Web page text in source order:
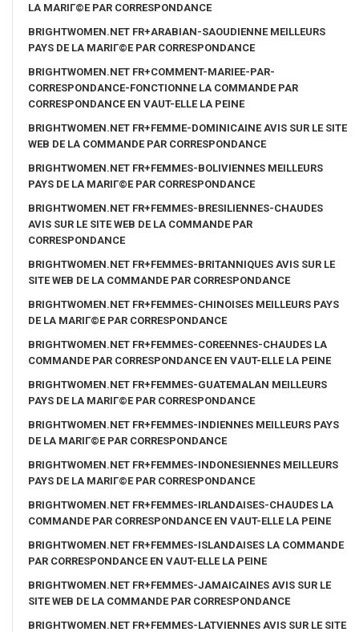
LA MARIГ©E PAR CORRESPONDANCE
BRIGHTWOMEN.NET FR+ARABIAN-SAOUDIENNE MEILLEURS
PAYS DE LA MARIГ©E PAR CORRESPONDANCE
BRIGHTWOMEN.NET FR+COMMENT-MARIEE-PAR-
CORRESPONDANCE-FONCTIONNE LA COMMANDE PAR
CORRESPONDANCE EN VAUT-ELLE LA PEINE
BRIGHTWOMEN.NET FR+FEMME-DOMINICAINE AVIS SUR LE SITE
WEB DE LA COMMANDE PAR CORRESPONDANCE
BRIGHTWOMEN.NET FR+FEMMES-BOLIVIENNES MEILLEURS
PAYS DE LA MARIГ©E PAR CORRESPONDANCE
BRIGHTWOMEN.NET FR+FEMMES-BRESILIENNES-CHAUDES
AVIS SUR LE SITE WEB DE LA COMMANDE PAR
CORRESPONDANCE
BRIGHTWOMEN.NET FR+FEMMES-BRITANNIQUES AVIS SUR LE
SITE WEB DE LA COMMANDE PAR CORRESPONDANCE
BRIGHTWOMEN.NET FR+FEMMES-CHINOISES MEILLEURS PAYS
DE LA MARIГ©E PAR CORRESPONDANCE
BRIGHTWOMEN.NET FR+FEMMES-COREENNES-CHAUDES LA
COMMANDE PAR CORRESPONDANCE EN VAUT-ELLE LA PEINE
BRIGHTWOMEN.NET FR+FEMMES-GUATEMALAN MEILLEURS
PAYS DE LA MARIГ©E PAR CORRESPONDANCE
BRIGHTWOMEN.NET FR+FEMMES-INDIENNES MEILLEURS PAYS
DE LA MARIГ©E PAR CORRESPONDANCE
BRIGHTWOMEN.NET FR+FEMMES-INDONESIENNES MEILLEURS
PAYS DE LA MARIГ©E PAR CORRESPONDANCE
BRIGHTWOMEN.NET FR+FEMMES-IRLANDAISES-CHAUDES LA
COMMANDE PAR CORRESPONDANCE EN VAUT-ELLE LA PEINE
BRIGHTWOMEN.NET FR+FEMMES-ISLANDAISES LA COMMANDE
PAR CORRESPONDANCE EN VAUT-ELLE LA PEINE
BRIGHTWOMEN.NET FR+FEMMES-JAMAICAINES AVIS SUR LE
SITE WEB DE LA COMMANDE PAR CORRESPONDANCE
BRIGHTWOMEN.NET FR+FEMMES-LATVIENNES AVIS SUR LE SITE